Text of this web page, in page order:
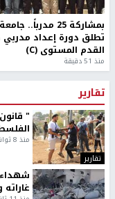
بمشاركة 25 مدرباً..
تطلق دورة إعداد مدربي
القدم المستوى (C)
منذ 51 دقيقة
تقارير
تقارير
"
منذ 8 ثواني